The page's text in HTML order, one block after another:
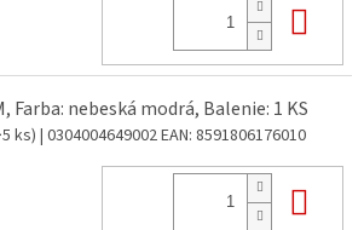
Farba: nebeská modrá, Balenie: 1 KS
ks) | 0304004649002EAN: 8591806176010